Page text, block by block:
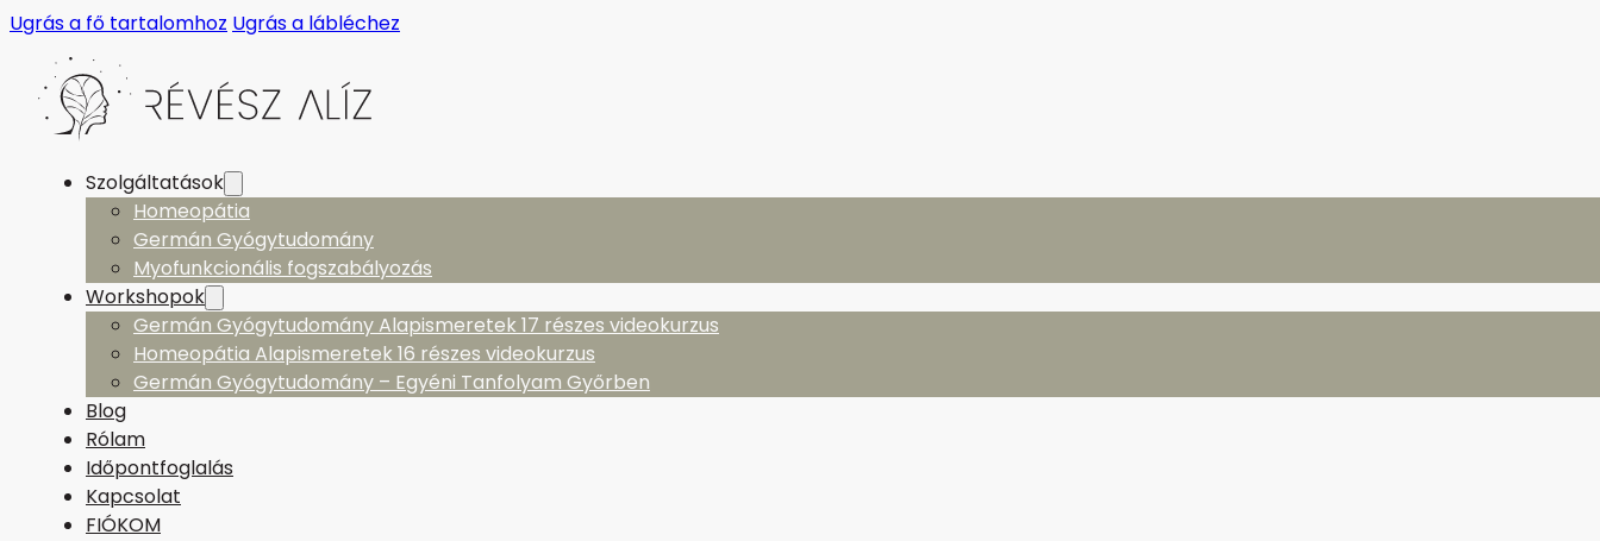
Ugrás a fő tartalomhoz Ugrás a lábléchez
Szolgáltatások
Homeopátia
Germán Gyógytudomány
Myofunkcionális fogszabályozás
Workshopok
Germán Gyógytudomány Alapismeretek 17 részes videokurzus
Homeopátia Alapismeretek 16 részes videokurzus
Germán Gyógytudomány – Egyéni Tanfolyam Győrben
Blog
Rólam
Időpontfoglalás
Kapcsolat
FIÓKOM